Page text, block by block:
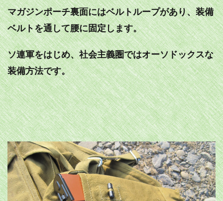
マガジンポーチ裏面にはベルトループがあり、装備
ベルトを通して腰に固定します。
ソ連軍をはじめ、社会主義圏ではオーソドックスな
装備方法です。